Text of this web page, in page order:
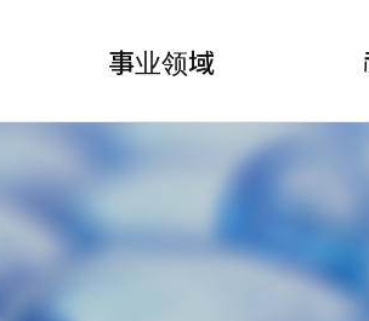
가기
가기
로가기
가기
事业领域